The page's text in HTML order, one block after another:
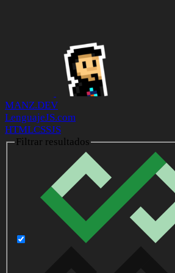
MANZ.DEV
LenguajeJS.com
HTMLCSSJS
Filtrar resultados